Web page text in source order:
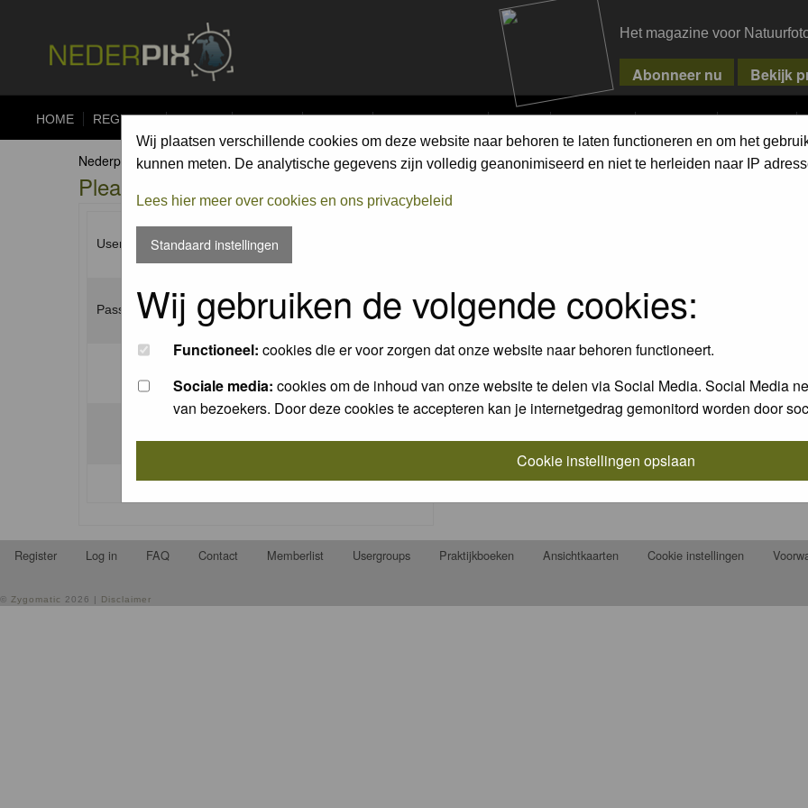
Het magazine voor
HOME REGISTER FORUM UPLOAD ALBUMS COMPETITIONS PIXPAS MAGAZINE WEBSHOP CONTACT
Wij plaatsen verschillende cookies om deze website naar behoren te laten functioneren en om het
kunnen meten. De analytische gegevens zijn volledig geanonimiseerd en niet te herleiden naar IP
Lees hier meer over cookies en ons privacybeleid
Standaard instellingen
Wij gebruiken de volgende cookies:
Functioneel: cookies die er voor zorgen dat onze website naar behoren functioneert.
Sociale media: cookies om de inhoud van onze website te delen via Social Media. Social Media
van bezoekers. Door deze cookies te accepteren kan je internetgedrag gemonitord worden door
Cookie instellingen opslaan
Nederpix.nl Forum Index
Please enter your username and password to log in.
Username:
Password:
I forgot my password
Register Log in FAQ Contact Memberlist Usergroups Praktijkboeken Ansichtkaarten Cookie instellingen
© Zygomatic 2026 | Disclaimer